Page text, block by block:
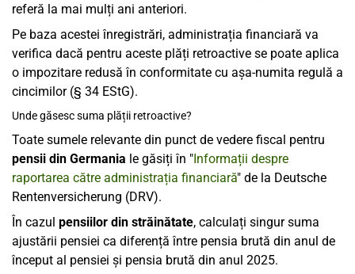
referă la mai mulți ani anteriori.
Pe baza acestei înregistrări, administrația financiară va
verifica dacă pentru aceste plăți retroactive se poate aplica
o impozitare redusă în conformitate cu așa-numita regulă a
cincimilor (§ 34 EStG).
Unde găsesc suma plății retroactive?
Toate sumele relevante din punct de vedere fiscal pentru
pensii din Germania le găsiți în "Informații despre
raportarea către administrația financiară" de la Deutsche
Rentenversicherung (DRV).
În cazul pensiilor din străinătate, calculați singur suma
ajustării pensiei ca diferență între pensia brută din anul de
început al pensiei și pensia brută din anul 2025.